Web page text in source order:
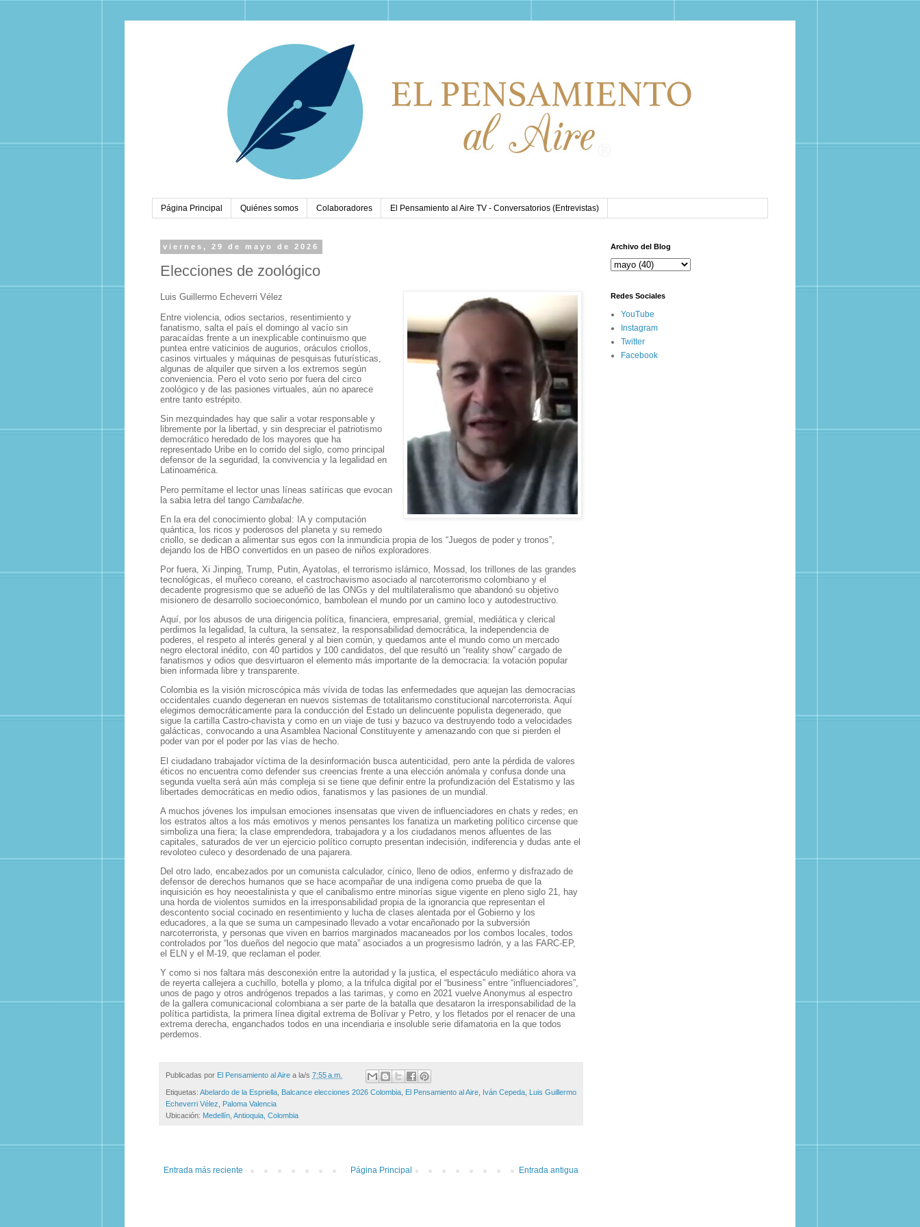
Página Principal Quiénes somos Colaboradores El Pensamiento al Aire TV - Conversatorios (Entrevistas)
viernes, 29 de mayo de 2026
Elecciones de zoológico
Luis Guillermo Echeverri Vélez
Entre violencia, odios sectarios, resentimiento y
fanatismo, salta el país el domingo al vacío sin
paracaídas frente a un inexplicable continuismo que
puntea entre vaticinios de augurios, oráculos criollos,
casinos virtuales y máquinas de pesquisas futurísticas,
algunas de alquiler que sirven a los extremos según
conveniencia. Pero el voto serio por fuera del circo
zoológico y de las pasiones virtuales, aún no aparece
entre tanto estrépito.
Sin mezquindades hay que salir a votar responsable y
libremente por la libertad, y sin despreciar el patriotismo
democrático heredado de los mayores que ha
representado Uribe en lo corrido del siglo, como principal
defensor de la seguridad, la convivencia y la legalidad en
Latinoamérica.
Pero permítame el lector unas líneas satíricas que evocan
la sabia letra del tango Cambalache
En la era del conocimiento global: IA y computación
quántica, los ricos y poderosos del planeta y su remedo
criollo, se dedican a alimentar sus egos con la inmundicia propia de los “Juegos de poder y tronos”,
dejando los de HBO convertidos en un paseo de niños exploradores.
Por fuera, Xi Jinping, Trump, Putin, Ayatolas, el terrorismo islámico, Mossad, los trillones de las grandes
tecnológicas, el muñeco coreano, el castrochavismo asociado al narcoterrorismo colombiano y el
decadente progresismo que se adueñó de las ONGs y del multilateralismo que abandonó su objetivo
misionero de desarrollo socioeconómico, bambolean el mundo por un camino loco y autodestructivo.
Aquí, por los abusos de una dirigencia política, financiera, empresarial, gremial, mediática y clerical
perdimos la legalidad, la cultura, la sensatez, la responsabilidad democrática, la independencia de
poderes, el respeto al interés general y al bien común, y quedamos ante el mundo como un mercado
negro electoral inédito, con 40 partidos y 100 candidatos, del que resultó un “reality show” cargado de
fanatismos y odios que desvirtuaron el elemento más importante de la democracia: la votación popular
bien informada libre y transparente.
Colombia es la visión microscópica más vívida de todas las enfermedades que aquejan las democracias
occidentales cuando degeneran en nuevos sistemas de totalitarismo constitucional narcoterrorista. Aquí
elegimos democráticamente para la conducción del Estado un delincuente populista degenerado, que
sigue la cartilla Castro-chavista y como en un viaje de tusi y bazuco va destruyendo todo a velocidades
galácticas, convocando a una Asamblea Nacional Constituyente y amenazando con que si pierden el
poder van por el poder por las vías de hecho.
El ciudadano trabajador víctima de la desinformación busca autenticidad, pero ante la pérdida de valores
éticos no encuentra como defender sus creencias frente a una elección anómala y confusa donde una
segunda vuelta será aún más compleja si se tiene que definir entre la profundización del Estatismo y las
libertades democráticas en medio odios, fanatismos y las pasiones de un mundial.
A muchos jóvenes los impulsan emociones insensatas que viven de influenciadores en chats y redes; en
los estratos altos a los más emotivos y menos pensantes los fanatiza un marketing político circense que
simboliza una fiera; la clase emprendedora, trabajadora y a los ciudadanos menos afluentes de las
capitales, saturados de ver un ejercicio político corrupto presentan indecisión, indiferencia y dudas ante el
revoloteo culeco y desordenado de una pajarera.
Del otro lado, encabezados por un comunista calculador, cínico, lleno de odios, enfermo y disfrazado de
defensor de derechos humanos que se hace acompañar de una indígena como prueba de que la
inquisición es hoy neoestalinista y que el canibalismo entre minorías sigue vigente en pleno siglo 21, hay
una horda de violentos sumidos en la irresponsabilidad propia de la ignorancia que representan el
descontento social cocinado en resentimiento y lucha de clases alentada por el Gobierno y los
educadores, a la que se suma un campesinado llevado a votar encañonado por la subversión
narcoterrorista, y personas que viven en barrios marginados macaneados por los combos locales, todos
controlados por “los dueños del negocio que mata” asociados a un progresismo ladrón, y a las FARC-EP,
el ELN y el M-19, que reclaman el poder.
Y como si nos faltara más desconexión entre la autoridad y la justica, el espectáculo mediático ahora va
de reyerta callejera a cuchillo, botella y plomo, a la trifulca digital por el “business” entre “influenciadores”,
unos de pago y otros andrógenos trepados a las tarimas, y como en 2021 vuelve Anonymus al espectro
de la gallera comunicacional colombiana a ser parte de la batalla que desataron la irresponsabilidad de la
política partidista, la primera línea digital extrema de Bolívar y Petro, y los fletados por el renacer de una
extrema derecha, enganchados todos en una incendiaria e insoluble serie difamatoria en la que todos
perdemos.
Publicadas por El Pensamiento al Aire a la/s 7:55 a.m.
Etiquetas: Abelardo de la Espriella Balcance elecciones 2026 Colombia El Pensamiento al Aire Iván Cepeda Luis Guillermo
Echeverri Vélez
Paloma Valencia
Ubicación: Medellín, Antioquia, Colombia
Entrada más reciente Entrada antigua
Página Principal
Archivo del Blog
Redes Sociales
YouTube
Instagram
Twitter
Facebook